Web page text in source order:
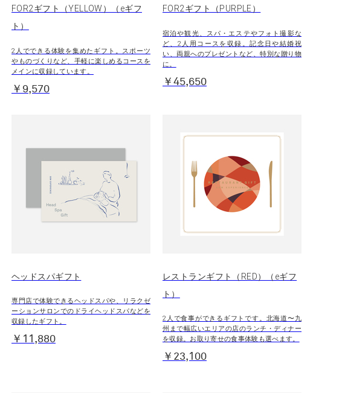
FOR2ギフト（YELLOW）（eギフ
ト）
2人でできる体験を集めたギフト。スポーツ
やものづくりなど、手軽に楽しめるコースを
メインに収録しています。
￥9,570
FOR2ギフト（PURPLE）
宿泊や観光、スパ・エステやフォト撮影な
ど、2人用コースを収録。記念日や結婚祝
い、両親へのプレゼントなど、特別な贈り物
に。
￥45,650
ヘッドスパギフト
専門店で体験できるヘッドスパや、リラクゼ
ーションサロンでのドライヘッドスパなどを
収録したギフト。
￥11,880
レストランギフト（RED）（eギフ
ト）
2人で食事ができるギフトです。北海道〜九
州まで幅広いエリアの店のランチ・ディナー
を収録。お取り寄せの食事体験も選べます。
￥23,100